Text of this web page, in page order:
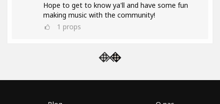
Hope to get to know ya'll and have some fun
making music with the community!
1 props